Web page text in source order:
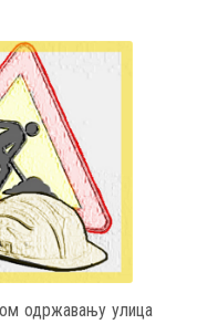
одржавању улица